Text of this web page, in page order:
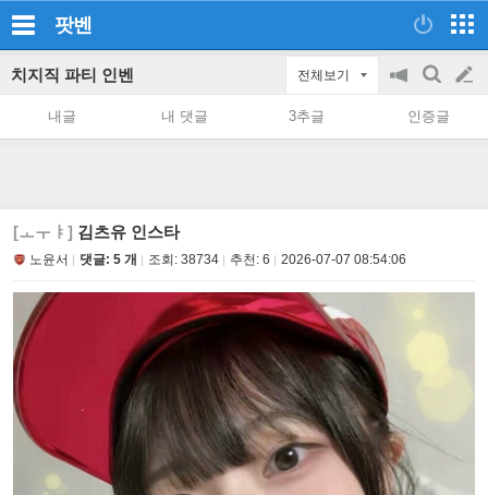
팟벤
치지직 파티 인벤 전체보기
공
on/off
검
색
글
쓰
내글 내 댓글 3추글 인증글
[ㅗㅜㅑ] 김츠유 인스타
노윤서 댓글: 5 개 조회: 38734 추천: 6 2026-07-07 08:54:06